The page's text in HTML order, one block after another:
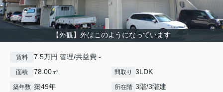
【外観】外はこのようになっています
賃料 7.5万円 管理/共益費 -
面積 78.00㎡ 間取り 3LDK
築年数 築49年 所在階 3階/3階建